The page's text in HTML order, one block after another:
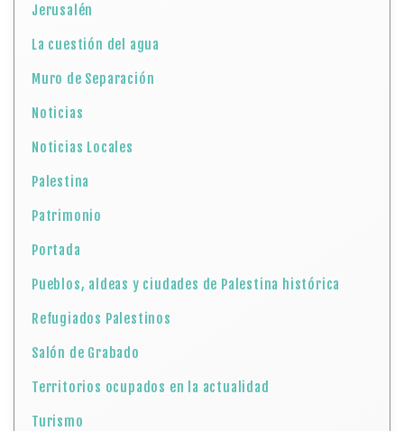
Jerusalén
La cuestión del agua
Muro de Separación
Noticias
Noticias Locales
Palestina
Patrimonio
Portada
Pueblos, aldeas y ciudades de Palestina histórica
Refugiados Palestinos
Salón de Grabado
Territorios ocupados en la actualidad
Turismo